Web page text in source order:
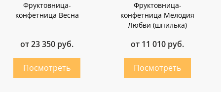
Фруктовница-
конфетница Весна
от 23 350 руб.
Фруктовница-
конфетница Мелодия
Любви (шпилька)
от 11 010 руб.